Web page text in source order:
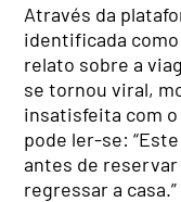
Através da
identificada
relato sobre a
se tornou viral,
insatisfeita com
pode ler-se:
antes de
regressar a casa.”